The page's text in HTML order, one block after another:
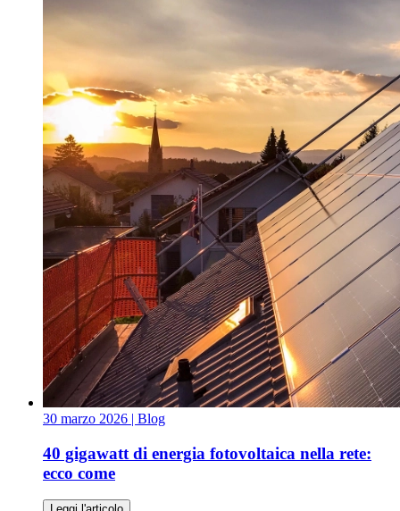
30 marzo 2026 | Blog
40 gigawatt di energia fotovoltaica nella rete:
ecco come